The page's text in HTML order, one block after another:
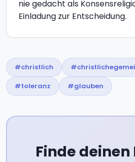
nie gedacht als
Einladung zur Entscheidung.
#christlich
#toleranz
#glauben
Finde